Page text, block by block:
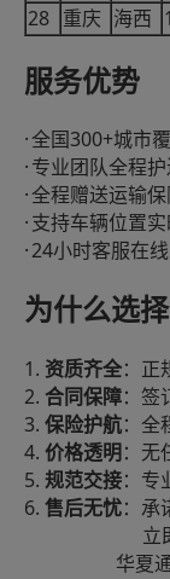
28
重庆 海西
服务优势
·全国300+城市
· 专业团队全程护
·全程赠送运输保
· 支持车辆位置实
·24小时客服在
为什么选
1. 资质齐全：正
2. 合同保障：签
3. 保险护航：全
4. 价格透明 ：无
5. 规范交接：专
6. 售后无忧：承
立
华夏